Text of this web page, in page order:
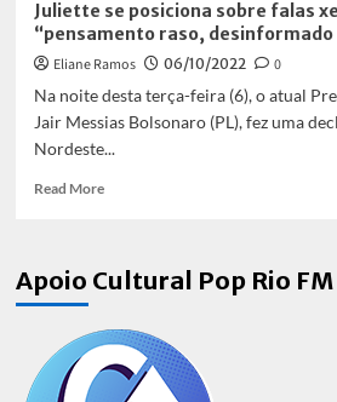
Juliette se posiciona sobre falas
“pensamento raso, desinformado
Eliane Ramos 06/10/2022
0
Na noite desta terça-feira (6), o atual
Jair Messias Bolsonaro (PL), fez uma
Nordeste...
Read MoreRead
se
falas
xenofóbicas
“pensamento
Apoio Cultural Pop Rio FM